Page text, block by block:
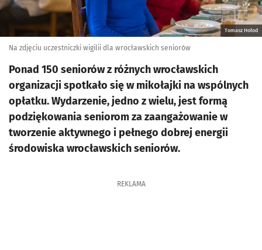
Tomasz Hołod
Na zdjęciu uczestniczki wigilii dla wrocławskich seniorów
Ponad 150 seniorów z różnych wrocławskich
organizacji spotkało się w mikołajki na wspólnych
opłatku. Wydarzenie, jedno z wielu, jest formą
podziękowania seniorom za zaangażowanie w
tworzenie aktywnego i pełnego dobrej energii
środowiska wrocławskich seniorów.
REKLAMA